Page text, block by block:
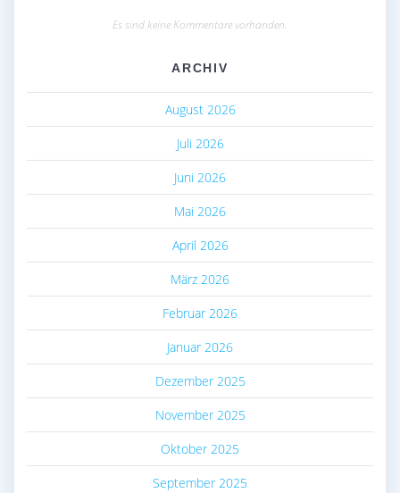
Es sind keine Kommentare vorhanden.
ARCHIV
August 2026
Juli 2026
Juni 2026
Mai 2026
April 2026
März 2026
Februar 2026
Januar 2026
Dezember 2025
November 2025
Oktober 2025
September 2025